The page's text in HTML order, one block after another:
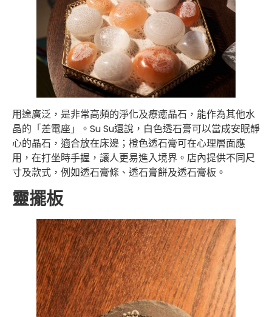
用途廣泛，是非常高頻的淨化及療癒晶石，能作為其他水
晶的「差電座」。Su Su還說，白色透石膏可以當成安眠靜
心的晶石，適合放在床邊；橙色透石膏可在心理層面應
用，在打坐時手握，讓人更易進入境界。店內提供不同尺
寸及款式，例如透石膏條、透石膏餅及透石膏板。
靈擺板